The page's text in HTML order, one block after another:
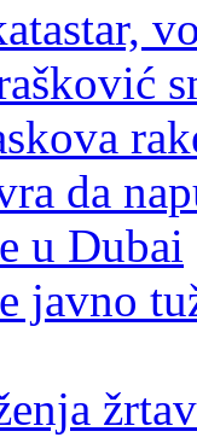
da
u Dubai
javno